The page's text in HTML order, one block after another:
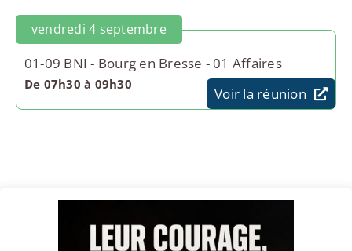
vendredi 4 septembre
01-09 BNI - Bourg en Bresse - 01 Affaires
De 07h30 à 09h30
Voir la réunion